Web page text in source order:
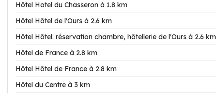
Hôtel Hotel du Chasseron à 1.8 km
Hôtel Hôtel de l'Ours à 2.6 km
Hôtel Hôtel: réservation chambre, hôtellerie de l'Ours à 2.6 km
Hôtel de France à 2.8 km
Hôtel Hôtel de France à 2.8 km
Hôtel du Centre à 3 km